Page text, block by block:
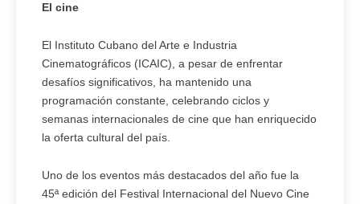
El cine
El Instituto Cubano del Arte e Industria
Cinematográficos (ICAIC), a pesar de enfrentar
desafíos significativos, ha mantenido una
programación constante, celebrando ciclos y
semanas internacionales de cine que han enriquecido
la oferta cultural del país.
Uno de los eventos más destacados del año fue la
45ª edición del Festival Internacional del Nuevo Cine